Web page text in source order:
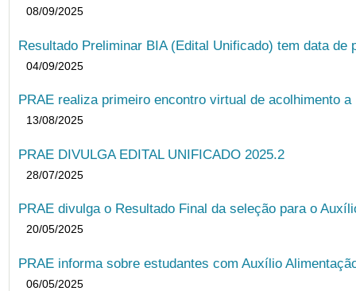
08/09/2025
Resultado Preliminar BIA (Edital Unificado) tem data de
04/09/2025
PRAE realiza primeiro encontro virtual de acolhimento
13/08/2025
PRAE DIVULGA EDITAL UNIFICADO 2025.2
28/07/2025
PRAE divulga o Resultado Final da seleção para o
20/05/2025
PRAE informa sobre estudantes com Auxílio
06/05/2025